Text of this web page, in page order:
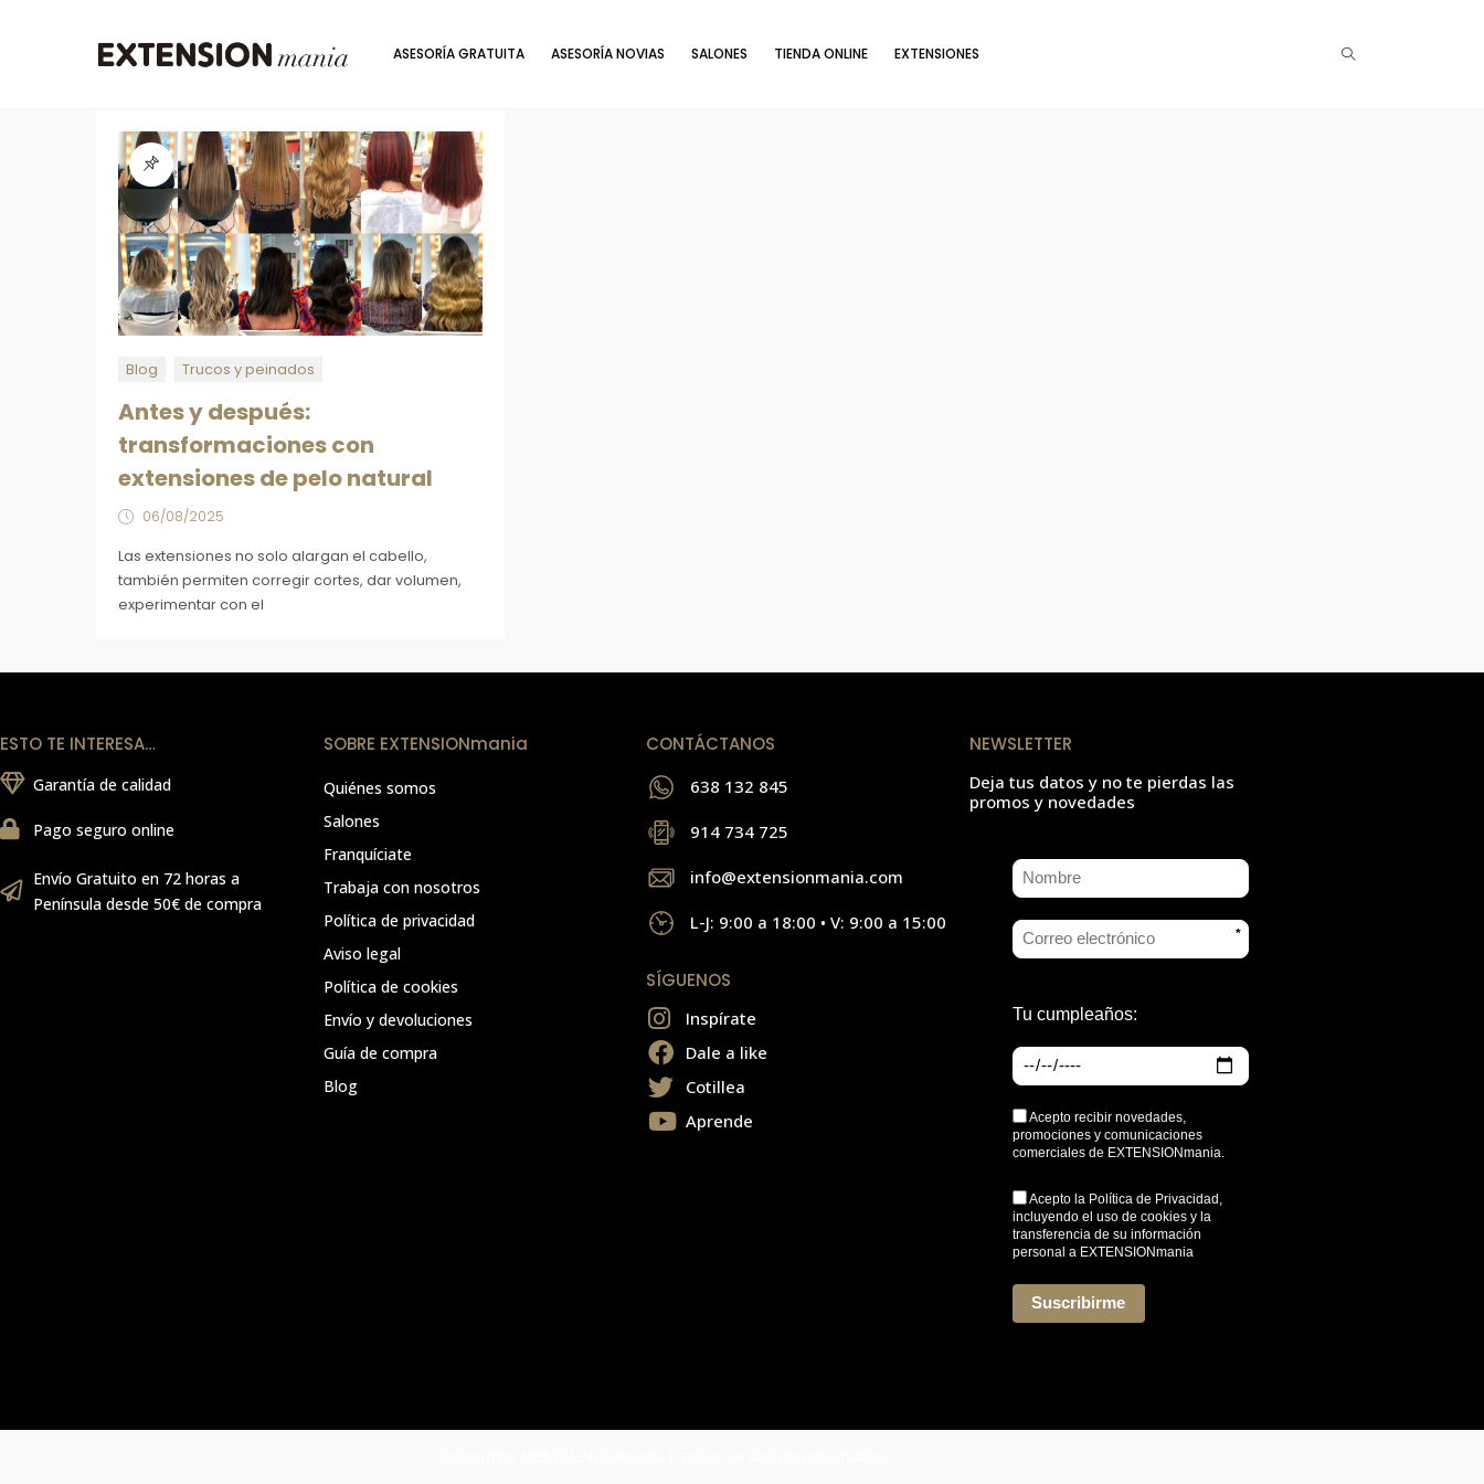
ASESORÍA GRATUITA ASESORÍA NOVIAS SALONES TIENDA ONLINE EXTENSIONES
Blog Trucos y peinados
Antes y después:
transformaciones con
extensiones de pelo natural
06/08/2025
Las extensiones no solo alargan el cabello,
también permiten corregir cortes, dar volumen,
experimentar con el
ESTO TE INTERESA…
Garantía de calidad
Pago seguro online
Envío Gratuito en 72 horas a
Península desde 50€ de compra
SOBRE EXTENSIONmania
Quiénes somos
Salones
Franquíciate
Trabaja con nosotros
Política de privacidad
Aviso legal
Política de cookies
Envío y devoluciones
Guía de compra
Blog
CONTÁCTANOS
638 132 845
914 734 725
info@extensionmania.com
L-J: 9:00 a 18:00 • V: 9:00 a 15:00
SÍGUENOS
Inspírate
Dale a like
Cotillea
Aprende
NEWSLETTER
Deja tus datos y no te pierdas las
promos y novedades
*
Tu cumpleaños:
Acepto recibir novedades,
promociones y comunicaciones
comerciales de EXTENSIONmania.
Acepto la Política de Privacidad
incluyendo el uso de cookies y la
transferencia de su información
personal a EXTENSIONmania
Suscribirme